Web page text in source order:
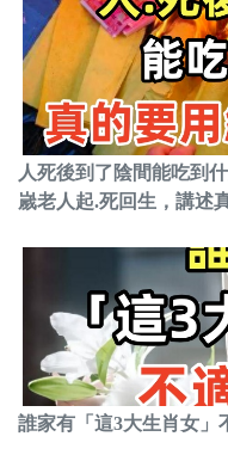
人死後到了陰間能吃到
嵗老人起.死回生，講述
誰家有「這3大生肖女」